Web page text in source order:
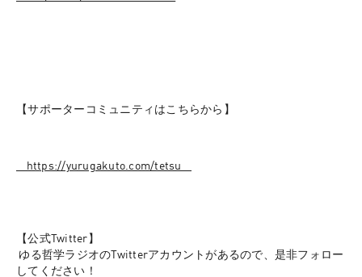
【サポーターコミュニティはこちらから】
⁠⁠⁠⁠⁠⁠⁠⁠⁠⁠⁠⁠⁠⁠⁠⁠⁠⁠⁠⁠⁠⁠⁠⁠⁠⁠⁠⁠⁠⁠⁠⁠⁠⁠⁠⁠⁠⁠⁠⁠⁠⁠⁠⁠⁠⁠⁠⁠⁠⁠https://yurugakuto.com/tetsu⁠⁠⁠⁠⁠⁠⁠⁠⁠⁠⁠⁠⁠⁠⁠⁠⁠⁠⁠⁠⁠⁠⁠⁠⁠⁠⁠⁠⁠⁠⁠⁠⁠⁠⁠⁠⁠⁠⁠⁠⁠⁠⁠⁠⁠⁠⁠⁠⁠⁠
【公式Twitter】
ゆる哲学ラジオのTwitterアカウントがあるので、是非フォロー
してください！